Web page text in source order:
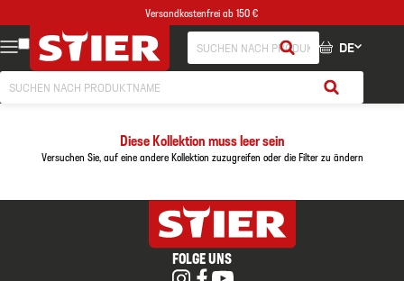
Versandkostenfrei ab 150 €
DE
Diese Kollektion muss leer sein
Versuchen Sie, auf eine andere Kollektion zuzugreifen oder die Filter zu ändern
FOLGE UNS